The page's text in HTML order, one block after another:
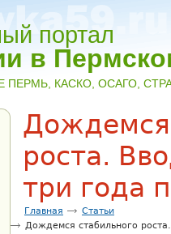
портал
в
ПЕРМЬ, КАСКО, ОСАГО,
Дождемся
роста.
три года
Главная
Статьи
Дождемся стабильного